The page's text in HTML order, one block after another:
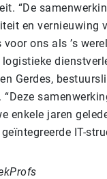
“De
en vernieuwing
ons als ’s
Gerdes,
“Deze
enkele jaren
IT-